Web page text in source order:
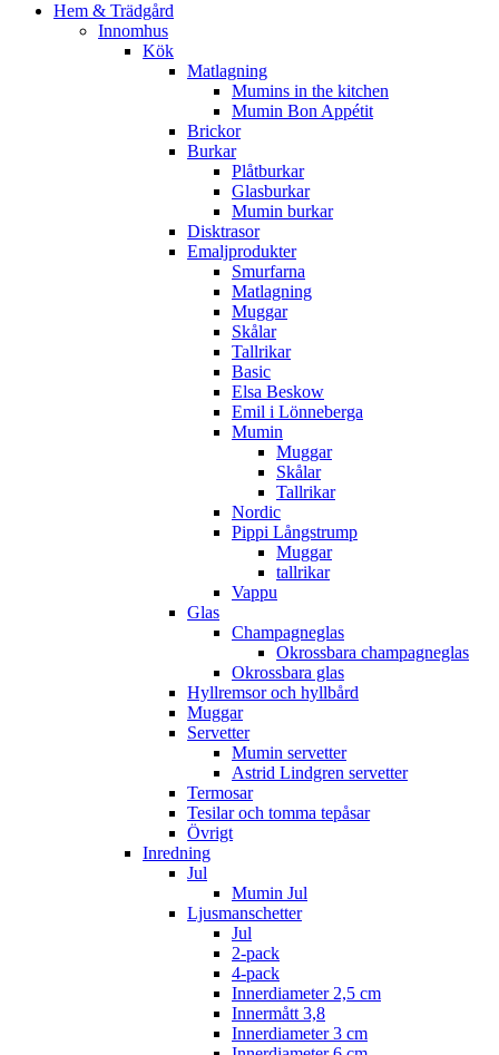
Hem & Trädgård
Innomhus
Kök
Matlagning
Mumins in the kitchen
Mumin Bon Appétit
Brickor
Burkar
Plåtburkar
Glasburkar
Mumin burkar
Disktrasor
Emaljprodukter
Smurfarna
Matlagning
Muggar
Skålar
Tallrikar
Basic
Elsa Beskow
Emil i Lönneberga
Mumin
Muggar
Skålar
Tallrikar
Nordic
Pippi Långstrump
Muggar
tallrikar
Vappu
Glas
Champagneglas
Okrossbara champagneglas
Okrossbara glas
Hyllremsor och hyllbård
Muggar
Servetter
Mumin servetter
Astrid Lindgren servetter
Termosar
Tesilar och tomma tepåsar
Övrigt
Inredning
Jul
Mumin Jul
Ljusmanschetter
Jul
2-pack
4-pack
Innerdiameter 2,5 cm
Innermått 3,8
Innerdiameter 3 cm